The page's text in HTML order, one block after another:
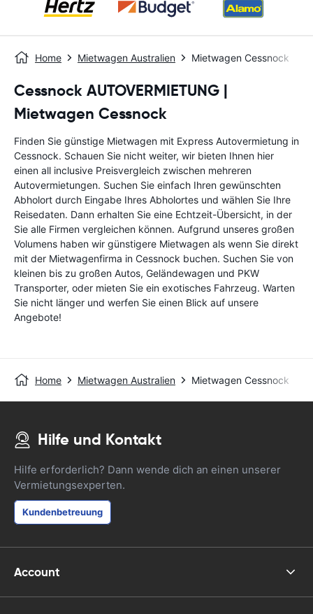
Home Mietwagen Australien Mietwagen Cessnock
Cessnock AUTOVERMIETUNG |
Mietwagen Cessnock
Finden Sie günstige Mietwagen mit Express Autovermietung in
Cessnock. Schauen Sie nicht weiter, wir bieten Ihnen hier
einen all inclusive Preisvergleich zwischen mehreren
Autovermietungen. Suchen Sie einfach Ihren gewünschten
Abholort durch Eingabe Ihres Abholortes und wählen Sie Ihre
Reisedaten. Dann erhalten Sie eine Echtzeit-Übersicht, in der
Sie alle Firmen vergleichen können. Aufgrund unseres großen
Volumens haben wir günstigere Mietwagen als wenn Sie direkt
mit der Mietwagenfirma in Cessnock buchen. Suchen Sie von
kleinen bis zu großen Autos, Geländewagen und PKW
Transporter, oder mieten Sie ein exotisches Fahrzeug. Warten
Sie nicht länger und werfen Sie einen Blick auf unsere
Angebote!
Home Mietwagen Australien Mietwagen Cessnock
Hilfe und Kontakt
Hilfe erforderlich? Dann wende dich an einen unserer
Vermietungsexperten.
Kundenbetreuung
Account